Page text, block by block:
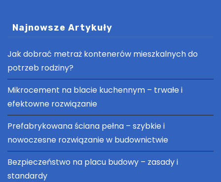
Najnowsze Artykuły
Jak dobrać metraż kontenerów mieszkalnych do
potrzeb rodziny?
Mikrocement na blacie kuchennym – trwałe i
efektowne rozwiązanie
Prefabrykowana ściana pełna – szybkie i
nowoczesne rozwiązanie w budownictwie
Bezpieczeństwo na placu budowy – zasady i
standardy